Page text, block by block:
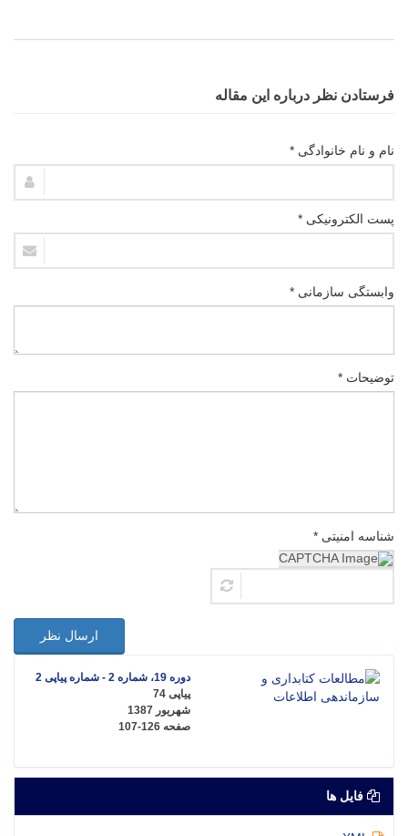
فرستادن نظر درباره این مقاله
نام و نام خانوادگی *
پست الکترونیکی *
وابستگی سازمانی *
توضیحات *
شناسه امنیتی *
ارسال نظر
دوره 19، شماره 2 - شماره پیاپی 2
پیاپی 74
شهریور 1387
صفحه 107-126
فایل ها